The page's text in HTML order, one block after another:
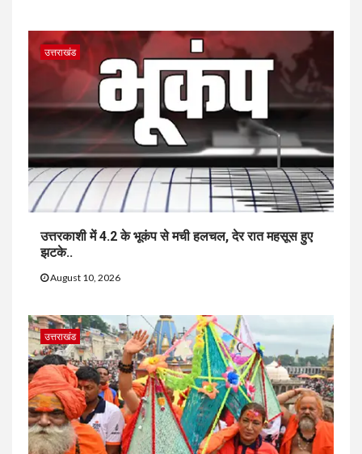
उत्तराखंड
उत्तरकाशी में 4.2 के भूकंप से मची हलचल, देर रात महसूस हुए
झटके..
August 10, 2026
उत्तराखंड